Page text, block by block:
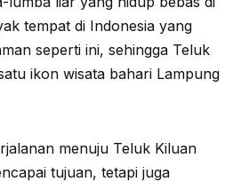
tempat di Indonesia yang
seperti ini, sehingga Teluk
ikon wisata bahari Lampung
menuju Teluk Kiluan
tujuan, tetapi juga